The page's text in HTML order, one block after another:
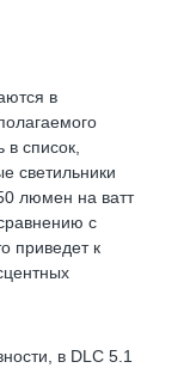
в
в список,
светильники
люмен на ватт
с
приведет к
в DLC 5.1